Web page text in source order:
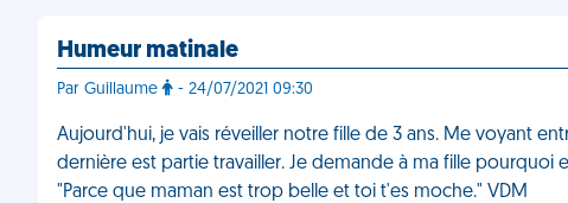
Humeur matinale
Par Guillaume - 24/07/2021 09:30
Aujourd'hui, je vais réveiller notre fille de 3 ans. Me voyant
dernière est partie travailler. Je demande à ma fille pourquoi
"Parce que maman est trop belle et toi t'es moche." VDM